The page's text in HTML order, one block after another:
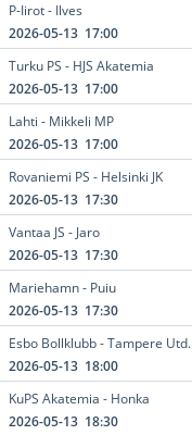
P-Iirot - Ilves
2026-05-13 17:00
Turku PS - HJS Akatemia
2026-05-13 17:00
Lahti - Mikkeli MP
2026-05-13 17:00
Rovaniemi PS - Helsinki JK
2026-05-13 17:30
Vantaa JS - Jaro
2026-05-13 17:30
Mariehamn - Puiu
2026-05-13 17:30
Esbo Bollklubb - Tampere Utd.
2026-05-13 18:00
KuPS Akatemia - Honka
2026-05-13 18:30